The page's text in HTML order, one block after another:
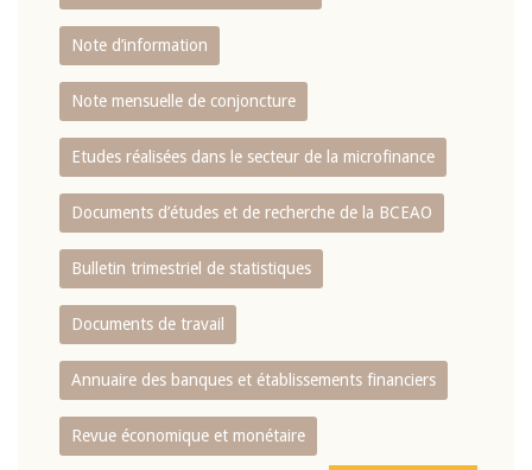
Note d’information
Note mensuelle de conjoncture
Etudes réalisées dans le secteur de la microfinance
Documents d’études et de recherche de la BCEAO
Bulletin trimestriel de statistiques
Documents de travail
Annuaire des banques et établissements financiers
Revue économique et monétaire